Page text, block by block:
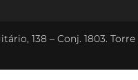
138 – Conj. 1803.